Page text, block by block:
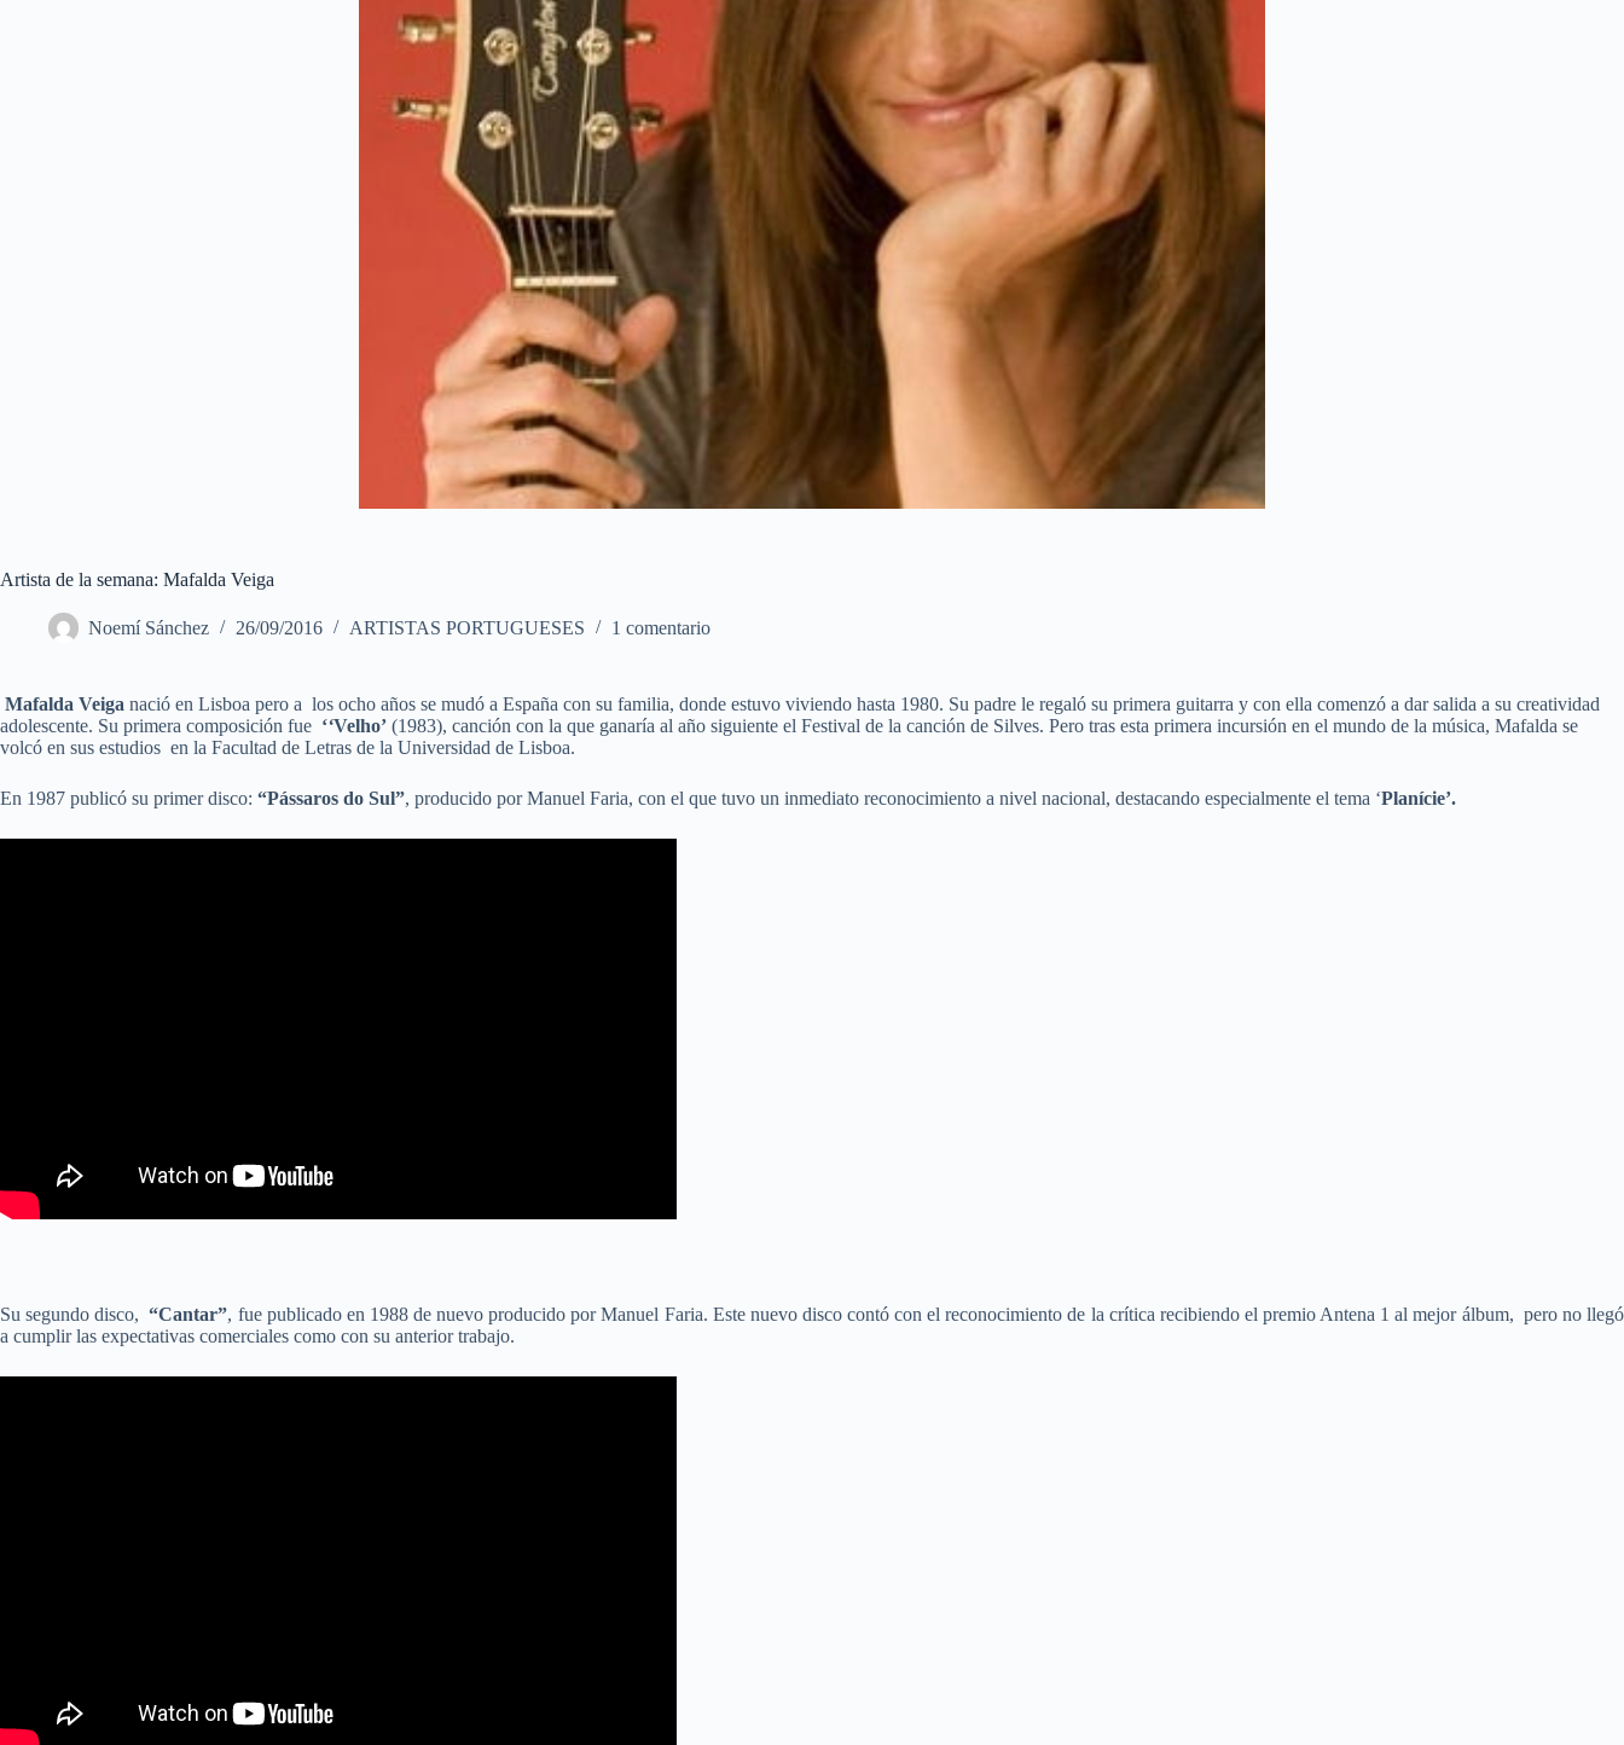
Artista de la semana: Mafalda Veiga
Noemí Sánchez 26/09/2016 ARTISTAS PORTUGUESES 1 comentario
Mafalda Veiga nació en Lisboa pero a los ocho años se mudó a España con su familia, donde estuvo viviendo hasta 1980. Su padre le regaló su primera guitarra y con ella comenzó a dar salida a su creatividad
adolescente. Su primera composición fue ‘‘Velho’ (1983), canción con la que ganaría al año siguiente el Festival de la canción de Silves. Pero tras esta primera incursión en el mundo de la música, Mafalda se
volcó en sus estudios en la Facultad de Letras de la Universidad de Lisboa.
En 1987 publicó su primer disco: “Pássaros do Sul”, producido por Manuel Faria, con el que tuvo un inmediato reconocimiento a nivel nacional, destacando especialmente el tema ‘Planície’.
Su segundo disco, “Cantar”, fue publicado en 1988 de nuevo producido por Manuel Faria. Este nuevo disco contó con el reconocimiento de la crítica recibiendo el premio Antena 1 al mejor álbum, pero no llegó
a cumplir las expectativas comerciales como con su anterior trabajo.